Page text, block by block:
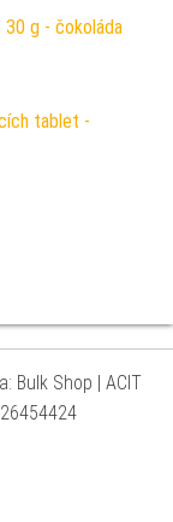
g - čokoláda
tablet -
Bulk Shop
| ACIT